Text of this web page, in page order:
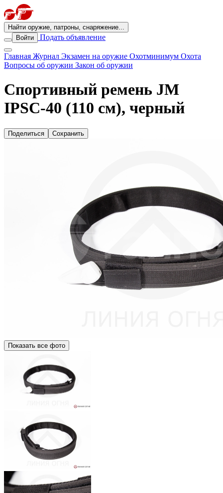
Найти оружие, патроны, снаряжение...
Войти
Подать объявление
Главная Журнал Экзамен на оружие Охотминимум Охота
Вопросы об оружии Закон об оружии
Спортивный ремень JM
IPSC-40 (110 см), черный
Поделиться Сохранить
Показать все фото